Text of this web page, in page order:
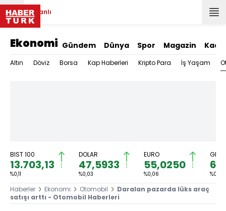
Canlı
Ekonomi Gündem Dünya Spor Magazin
Altın Döviz Borsa Kap Haberleri Kripto Para İş Yaşam
BIST 100
13.703,13
%0,11
DOLAR
47,5933
%0,03
EURO
55,0250
%0,06 %0,42
Haberler Ekonomi Otomobil
Daralan pazarda lüks araç
satışı arttı - Otomobil Haberleri